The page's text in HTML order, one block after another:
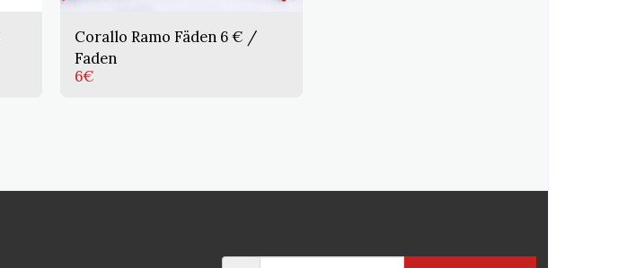
Corallo Ramo Fäden 6 € /
Faden
6€